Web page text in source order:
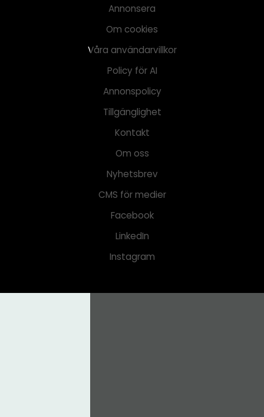
Annonsera
Om cookies
Våra användarvillkor
Policy för AI
Annonspolicy
Tillgänglighet
Kontakt
Om oss
Nyhetsbrev
CMS för medier
Facebook
LinkedIn
Instagram